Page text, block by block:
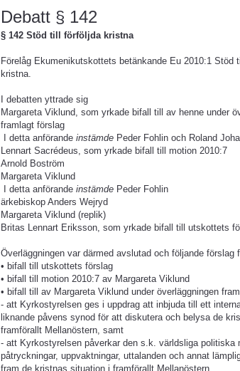
Debatt § 142
§ 142 Stöd till förföljda kristna
Förelåg Ekumenikutskottets betänkande Eu 2010:1 Stöd
kristna.
I debatten yttrade sig
Margareta Viklund, som yrkade bifall till av henne under
framlagt förslag
I detta anförande instämde Peder Fohlin och Roland
Lennart Sacrédeus, som yrkade bifall till motion 2010:7
Arnold Boström
Margareta Viklund
I detta anförande instämde Peder Fohlin
ärkebiskop Anders Wejryd
Margareta Viklund (replik)
Britas Lennart Eriksson, som yrkade bifall till utskottets
Överläggningen var därmed avslutad och följande förslag
• bifall till utskottets förslag
• bifall till motion 2010:7 av Margareta Viklund
• bifall till av Margareta Viklund under överläggningen
- att Kyrkostyrelsen ges i uppdrag att inbjuda till ett
liknande påvens synod för att diskutera och belysa de
framförallt Mellanöstern, samt
- att Kyrkostyrelsen påverkar den s.k. världsliga politiska
påtryckningar, uppvaktningar, uttalanden och annat
fram de kristnas situation i framförallt Mellanöstern.